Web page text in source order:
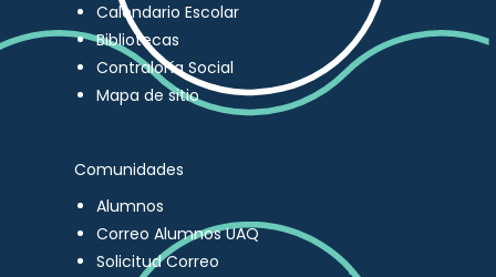
Calendario Escolar
Bibliotecas
Contraloría Social
Mapa de sitio
Comunidades
Alumnos
Correo Alumnos UAQ
Solicitud Correo